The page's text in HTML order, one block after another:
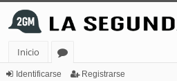
Inicio
or
Identificarse Registrarse